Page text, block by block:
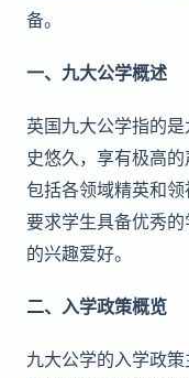
备。
一、九大公学概述
英国九大公学指的
史悠久，享有极高
包括各领域精英和领
要求学生具备优秀
的兴趣爱好。
二、入学政策概览
九大公学的入学政